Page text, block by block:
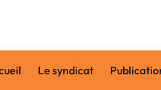
Le syndicat